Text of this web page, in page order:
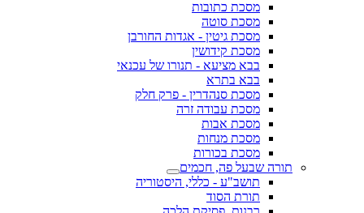
מסכת כתובות
מסכת סוטה
מסכת גיטין - אגדות החורבן
מסכת קידושין
בבא מציעא - תנורו של עכנאי
בבא בתרא
מסכת סנהדרין - פרק חלק
מסכת עבודה זרה
מסכת אבות
מסכת מנחות
מסכת בכורות
תורה שבעל פה, חכמים
תושב"ע - כללי, היסטוריה
תורת הסוד